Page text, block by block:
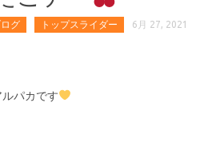
グ トップスライダー 6月 27, 2021
パカです